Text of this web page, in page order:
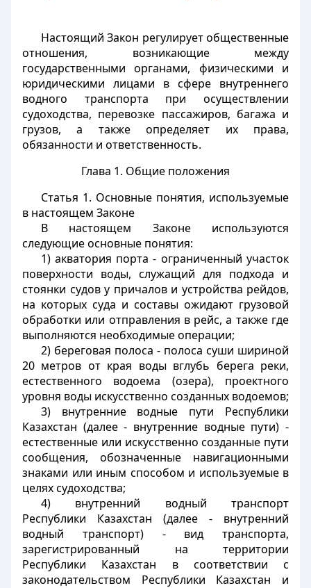
Настоящий Закон регулирует общественные
отношения, возникающие между
государственными органами, физическими и
юридическими лицами в сфере внутреннего
водного транспорта при осуществлении
судоходства, перевозке пассажиров, багажа и
грузов, а также определяет их права,
обязанности и ответственность.
Глава 1. Общие положения
Статья 1. Основные понятия, используемые
в настоящем Законе
В настоящем Законе используются
следующие основные понятия:
1) акватория порта - ограниченный участок
поверхности воды, служащий для подхода и
стоянки судов у причалов и устройства рейдов,
на которых суда и составы ожидают грузовой
обработки или отправления в рейс, а также где
выполняются необходимые операции;
2) береговая полоса - полоса суши шириной
20 метров от края воды вглубь берега реки,
естественного водоема (озера), проектного
уровня воды искусственно созданных водоемов;
3) внутренние водные пути Республики
Казахстан (далее - внутренние водные пути) -
естественные или искусственно созданные пути
сообщения, обозначенные навигационными
знаками или иным способом и используемые в
целях судоходства;
4) внутренний водный транспорт
Республики Казахстан (далее - внутренний
водный транспорт)- вид транспорта,
зарегистрированный на территории
Республики Казахстан в соответствии с
законодательством Республики Казахстан и